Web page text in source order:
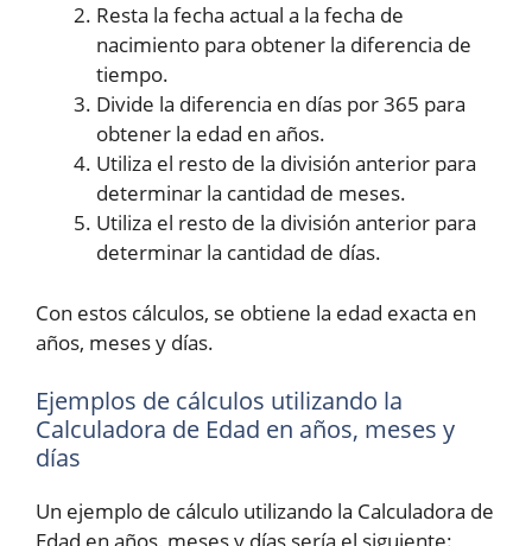
Resta la fecha actual a la fecha de
nacimiento para obtener la diferencia de
tiempo.
Divide la diferencia en días por 365 para
obtener la edad en años.
Utiliza el resto de la división anterior para
determinar la cantidad de meses.
Utiliza el resto de la división anterior para
determinar la cantidad de días.
Con estos cálculos, se obtiene la edad exacta en
años, meses y días.
Ejemplos de cálculos utilizando la
Calculadora de Edad en años, meses y
días
Un ejemplo de cálculo utilizando la Calculadora de